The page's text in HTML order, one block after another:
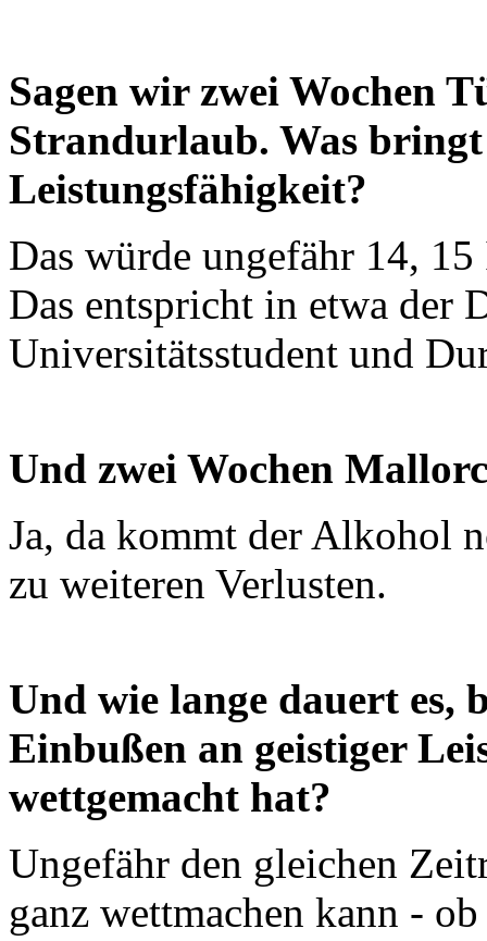
Sagen wir zwei Wochen
Strandurlaub. Was
Leistungsfähigkeit?
Das würde ungefähr 14,
Das entspricht in etwa der
Universitätsstudent und
Und zwei Wochen
Ja, da kommt der Alkohol
zu weiteren Verlusten.
Und wie lange dauert es,
Einbußen an geistiger
wettgemacht hat?
Ungefähr den gleichen
ganz wettmachen kann -